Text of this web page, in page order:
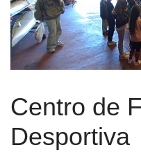
Previous
Centro de
Desportiva